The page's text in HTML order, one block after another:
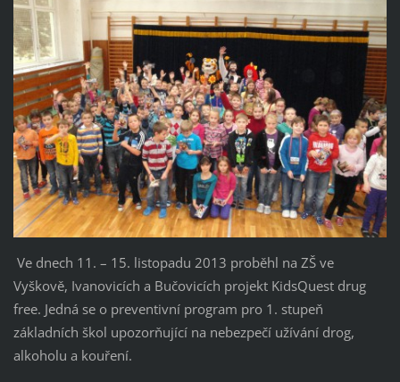
Ve dnech 11. – 15. listopadu 2013 proběhl na ZŠ ve
Vyškově, Ivanovicích a Bučovicích projekt KidsQuest drug
free. Jedná se o preventivní program pro 1. stupeň
základních škol upozorňující na nebezpečí užívání drog,
alkoholu a kouření.